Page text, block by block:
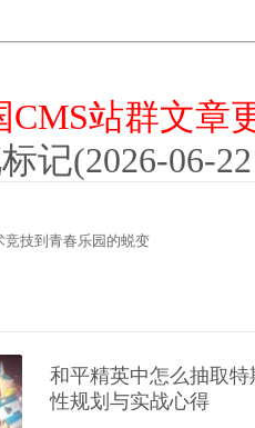
CMS站群文章
记(2026-06-
技到青春乐园的蜕变
和平精英中怎么抽取
性规划与实战心得